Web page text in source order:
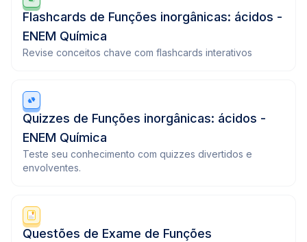
Flashcards de Funções inorgânicas: ácidos -
ENEM Química
Revise conceitos chave com flashcards interativos
Quizzes de Funções inorgânicas: ácidos -
ENEM Química
Teste seu conhecimento com quizzes divertidos e
envolventes.
Questões de Exame de Funções